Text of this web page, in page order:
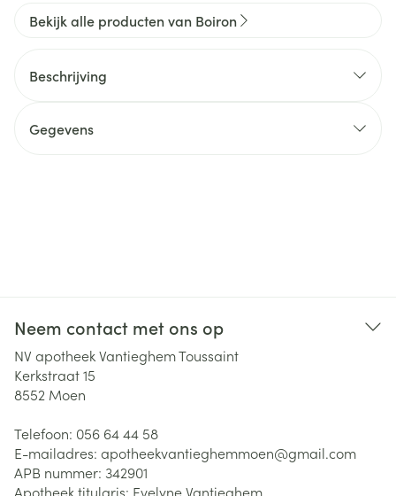
Bekijk alle producten van Boiron
Beschrijving
Gegevens
Neem contact met ons op
NV apotheek Vantieghem Toussaint
Kerkstraat 15
8552 Moen
Telefoon: 056 64 44 58
E-mailadres: apotheekvantieghemmoen@gmail.com
APB nummer: 342901
Apotheek titularis: Evelyne Vantieghem